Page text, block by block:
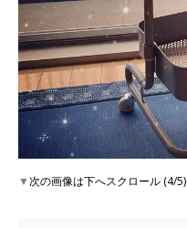
▼次の画像は下へスクロール (4/5)